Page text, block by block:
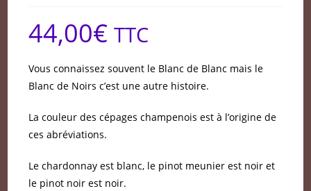
44,00€ TTC
Vous connaissez souvent le Blanc de Blanc mais le
Blanc de Noirs c’est une autre histoire.
La couleur des cépages champenois est à l’origine de
ces abréviations.
Le chardonnay est blanc, le pinot meunier est noir et
le pinot noir est noir.